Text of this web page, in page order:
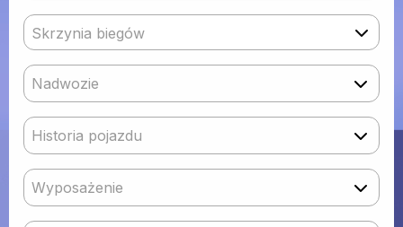
Skrzynia biegów
Nadwozie
Historia pojazdu
Wyposażenie